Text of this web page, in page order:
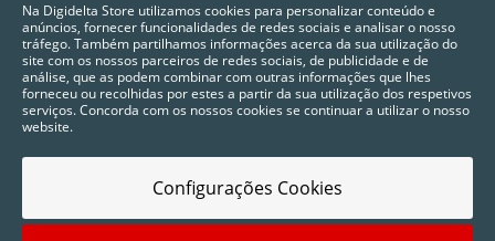
Na Digidelta Store utilizamos cookies para personalizar conteúdo e
anúncios, fornecer funcionalidades de redes sociais e analisar o nosso
tráfego. Também partilhamos informações acerca da sua utilização do
site com os nossos parceiros de redes sociais, de publicidade e de
análise, que as podem combinar com outras informações que lhes
forneceu ou recolhidas por estes a partir da sua utilização dos respetivos
serviços. Concorda com os nossos cookies se continuar a utilizar o nosso
website.
Configurações Cookies